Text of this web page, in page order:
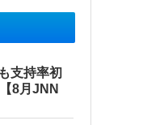
支持率初
8月JNN